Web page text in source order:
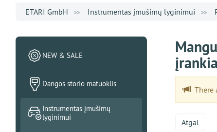
ETARI GmbH Instrumentas įmušimų lyginimui
There
Atgal
NEW & SALE
Dangos storio matuoklis
Instrumentas įmušimų
lyginimui